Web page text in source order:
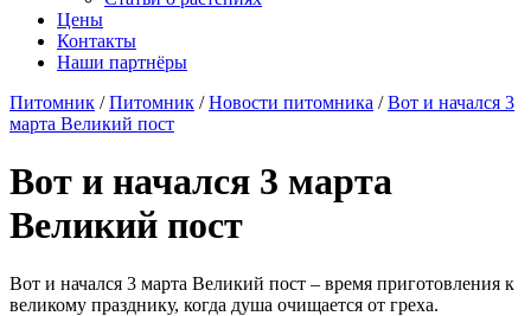
Цены
Контакты
Наши партнёры
Питомник /Питомник /Новости питомника /Вот и начался 3
марта Великий пост
Вот и начался 3 марта
Великий пост
Вот и начался 3 марта Великий пост – время приготовления к
великому празднику, когда душа очищается от греха.